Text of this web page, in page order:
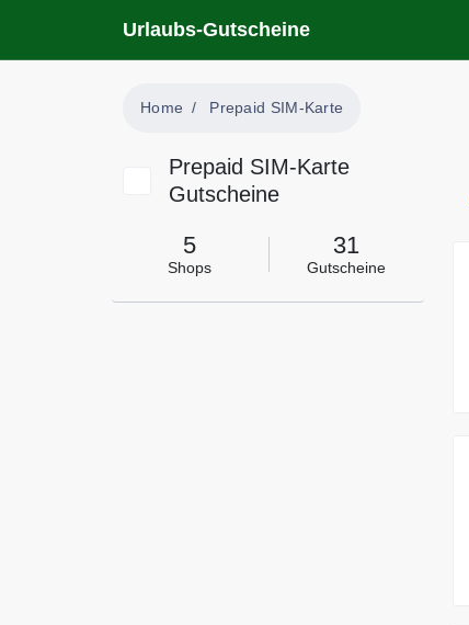
Urlaubs-Gutscheine
Home Prepaid SIM-Karte
Prepaid SIM-Karte
Gutscheine
5
Shops
31
Gutscheine